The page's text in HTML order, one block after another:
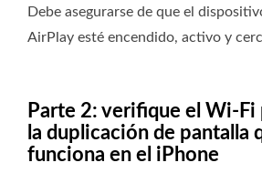
Debe asegurarse de que el
AirPlay esté encendido, activo y
Parte 2: verifique el Wi-
la duplicación de pantalla
funciona en el iPhone